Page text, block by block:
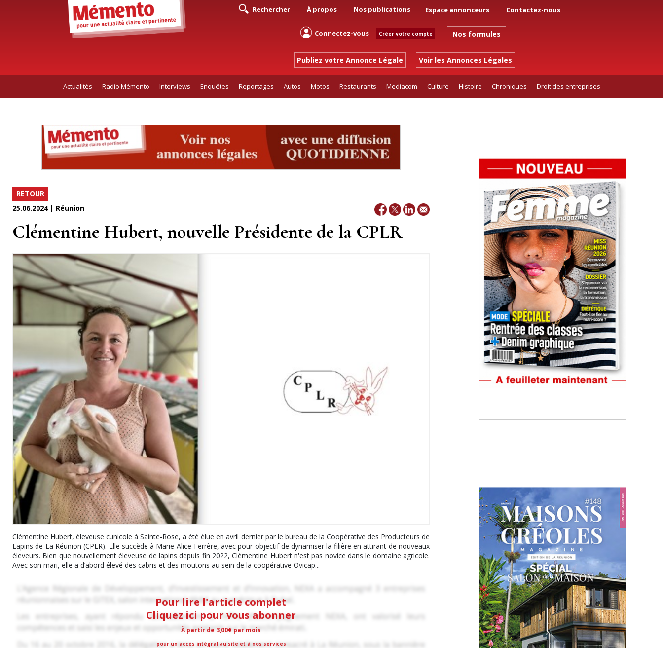
Rechercher À propos Nos publications Espace annonceurs Contactez-nous
Connectez-vous Créer votre compte Nos formules
Publiez votre Annonce Légale Voir les Annonces Légales
Actualités Radio Mémento Interviews Enquêtes Reportages Autos Motos Restaurants Mediacom Culture Histoire Chroniques Droit des entreprises
RETOUR
25.06.2024 | Réunion
Clémentine Hubert, nouvelle Présidente de la CPLR
Clémentine Hubert, éleveuse cunicole à Sainte-Rose, a été élue en avril dernier par le bureau de la Coopérative des Producteurs de
Lapins de La Réunion (CPLR). Elle succède à Marie-Alice Ferrère, avec pour objectif de dynamiser la filière en attirant de nouveaux
éleveurs. Bien que nouvellement éleveuse de lapins depuis fin 2022, Clémentine Hubert n'est pas novice dans le domaine agricole.
Avec son mari, elle a d’abord élevé des cabris et des moutons au sein de la coopérative Ovicap...
Pour lire l'article complet
Cliquez ici pour vous abonner
À partir de 3,00€ par mois
pour un accès intégral au site et à nos services